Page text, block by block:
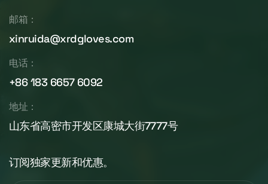
邮箱：
xinruida@xrdgloves.com
电话：
+86 183 6657 6092
地址：
山东省高密市开发区康城大街7777号
订阅独家更新和优惠。